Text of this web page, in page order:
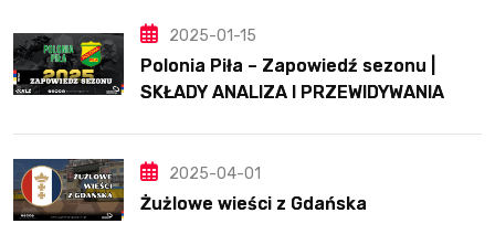
2025-01-15
Polonia Piła – Zapowiedź sezonu |
SKŁADY ANALIZA I PRZEWIDYWANIA
2025-04-01
Żużlowe wieści z Gdańska